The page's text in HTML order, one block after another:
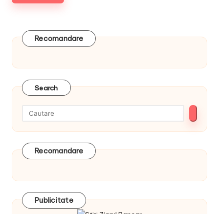
Recomandare
Search
Recomandare
Publicitate